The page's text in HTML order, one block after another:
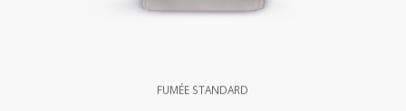
FUMÉE STANDARD